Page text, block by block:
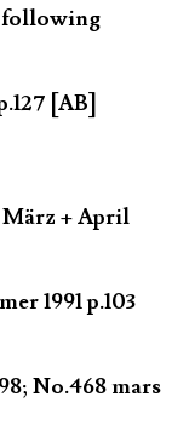
following
[AB]
März + April
1991 p.103
No.468 mars